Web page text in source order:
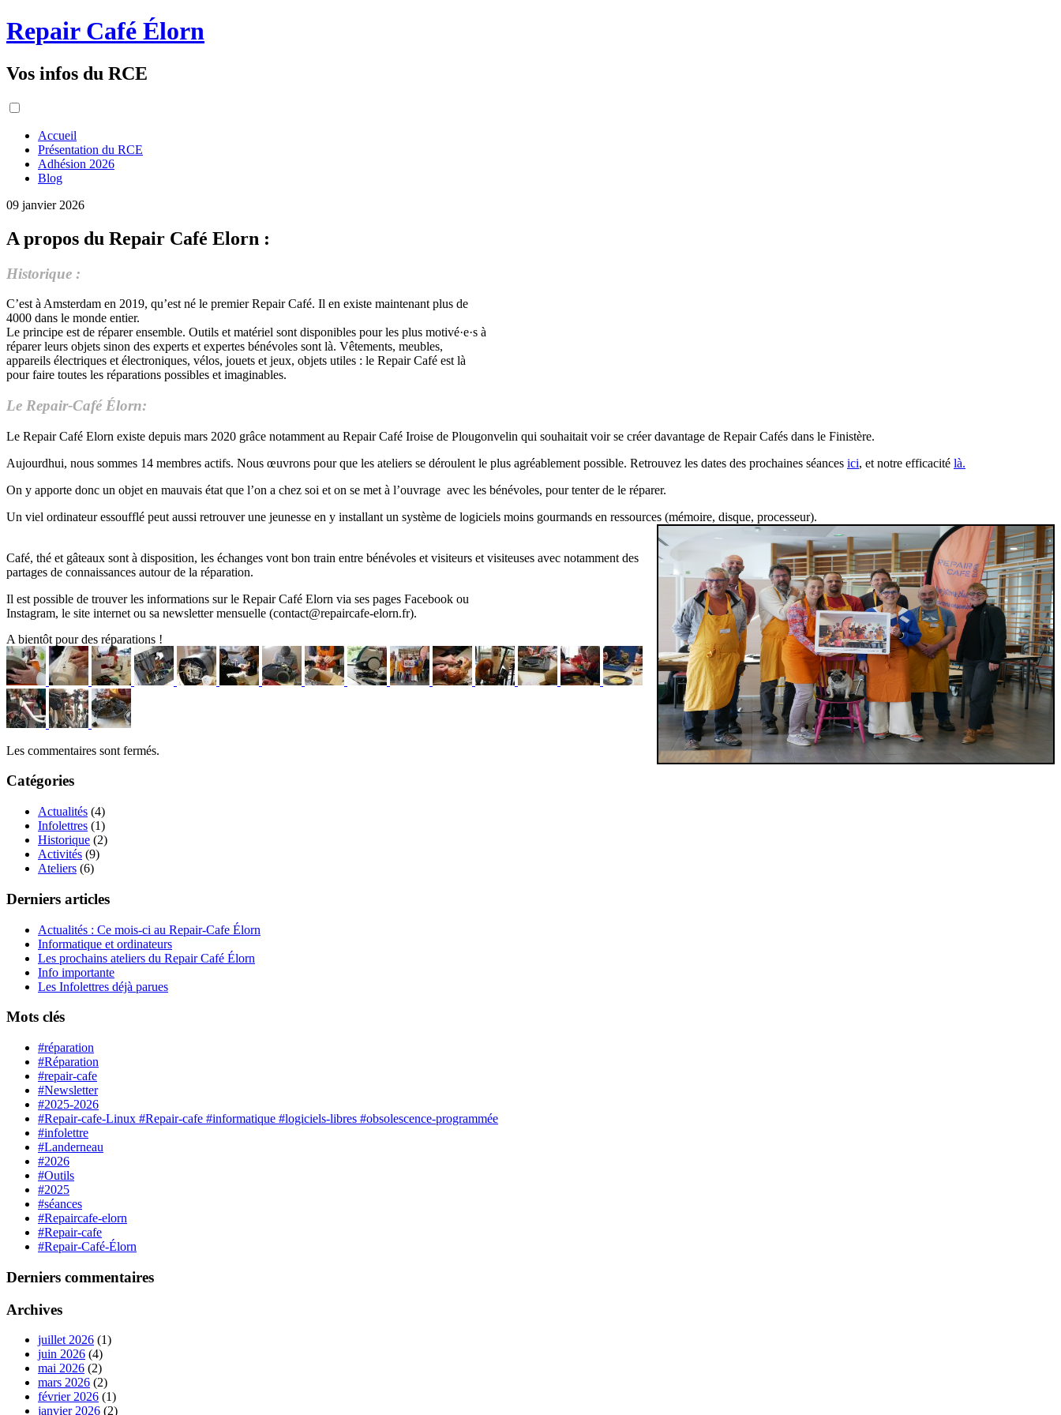
Repair Café Élorn
Vos infos du RCE
Accueil
Présentation du RCE
Adhésion 2026
Blog
09 janvier 2026
A propos du Repair Café Elorn :
Historique :
C’est à Amsterdam en 2019, qu’est né le premier Repair Café. Il en existe maintenant plus de
4000 dans le monde entier.
Le principe est de réparer ensemble. Outils et matériel sont disponibles pour les plus motivé·e·s à
réparer leurs objets sinon des experts et expertes bénévoles sont là. Vêtements, meubles,
appareils électriques et électroniques, vélos, jouets et jeux, objets utiles : le Repair Café est là
pour faire toutes les réparations possibles et imaginables.
Le Repair-Café Élorn:
Le Repair Café Elorn existe depuis mars 2020 grâce notamment au Repair Café Iroise de Plougonvelin qui souhaitait voir se créer davantage de Repair Cafés dans le Finistère.
Aujourdhui, nous sommes 14 membres actifs. Nous œuvrons pour que les ateliers se déroulent le plus agréablement possible. Retrouvez les dates des prochaines séances ici, et notre efficacité là.
On y apporte donc un objet en mauvais état que l’on a chez soi et on se met à l’ouvrage avec les bénévoles, pour tenter de le réparer.
Un viel ordinateur essoufflé peut aussi retrouver une jeunesse en y installant un système de logiciels moins gourmands en ressources (mémoire, disque, processeur).
Café, thé et gâteaux sont à disposition, les échanges vont bon train entre bénévoles et visiteurs et visiteuses avec notamment des
partages de connaissances autour de la réparation.
Il est possible de trouver les informations sur le Repair Café Elorn via ses pages Facebook ou
Instagram, le site internet ou sa newsletter mensuelle (contact@repaircafe-elorn.fr).
A bientôt pour des réparations !
Les commentaires sont fermés.
Catégories
Actualités (4)
Infolettres (1)
Historique (2)
Activités (9)
Ateliers (6)
Derniers articles
Actualités : Ce mois-ci au Repair-Cafe Élorn
Informatique et ordinateurs
Les prochains ateliers du Repair Café Élorn
Info importante
Les Infolettres déjà parues
Mots clés
#réparation
#Réparation
#repair-cafe
#Newsletter
#2025-2026
#Repair-cafe-Linux #Repair-cafe #informatique #logiciels-libres #obsolescence-programmée
#infolettre
#Landerneau
#2026
#Outils
#2025
#séances
#Repaircafe-elorn
#Repair-cafe
#Repair-Café-Élorn
Derniers commentaires
Archives
juillet 2026 (1)
juin 2026 (4)
mai 2026 (2)
mars 2026 (2)
février 2026 (1)
janvier 2026 (2)